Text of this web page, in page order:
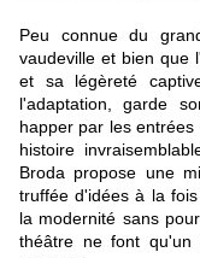
Peu connue du
vaudeville et bien que
et sa légèreté
l'adaptation, garde
happer par les
histoire
Broda propose une
truffée d'idées à la
la modernité sans
théâtre ne font qu'un